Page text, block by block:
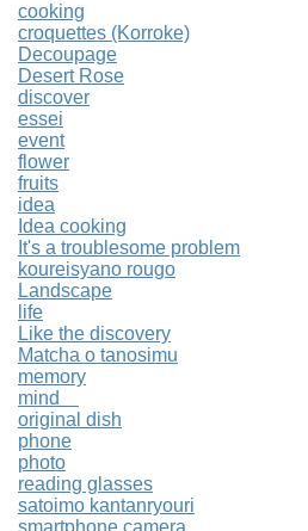
cooking
croquettes (Korroke)
Decoupage
Desert Rose
discover
essei
event
flower
fruits
idea
Idea cooking
It's a troublesome problem
koureisyano rougo
Landscape
life
Like the discovery
Matcha o tanosimu
memory
mind
original dish
phone
photo
reading glasses
satoimo kantanryouri